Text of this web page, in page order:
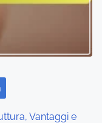
Vantaggi e